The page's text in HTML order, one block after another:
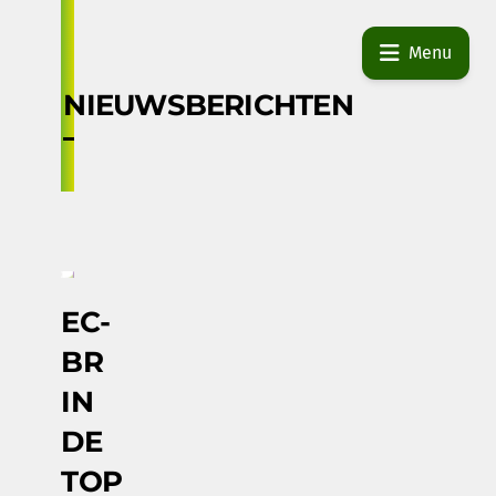
NIEUWSBERICHTEN
EC-
BR
IN
DE
TOP
Menu